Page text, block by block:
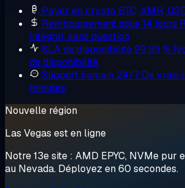
Payer en crypto BTC, XMR,
Remboursement sous 14 jours
intégral, sans question
SLA de disponibilité 99,95 %
de disponibilité
Support humain 24/7 De vrais
minutes
Nouvelle région
Las Vegas est en ligne
Notre 13e site : AMD EPYC, NVMe pur
au Nevada. Déployez en 60 secondes.